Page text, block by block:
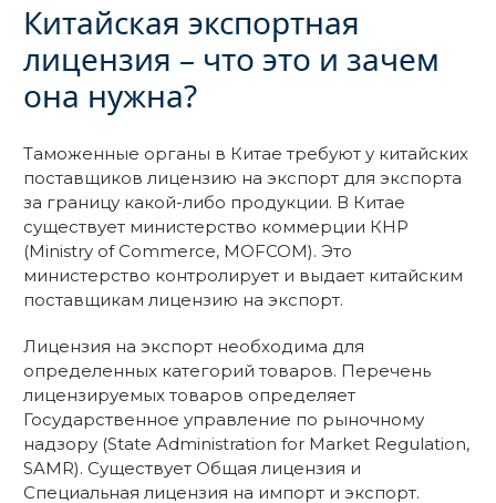
Китайская экспортная
лицензия – что это и зачем
она нужна?
Таможенные органы в Китае требуют у китайских
поставщиков лицензию на экспорт для экспорта
за границу какой-либо продукции. В Китае
существует министерство коммерции КНР
(Ministry of Commerce, MOFCOM). Это
министерство контролирует и выдает китайским
поставщикам лицензию на экспорт.
Лицензия на экспорт необходима для
определенных категорий товаров. Перечень
лицензируемых товаров определяет
Государственное управление по рыночному
надзору (State Administration for Market Regulation,
SAMR). Существует Общая лицензия и
Специальная лицензия на импорт и экспорт.